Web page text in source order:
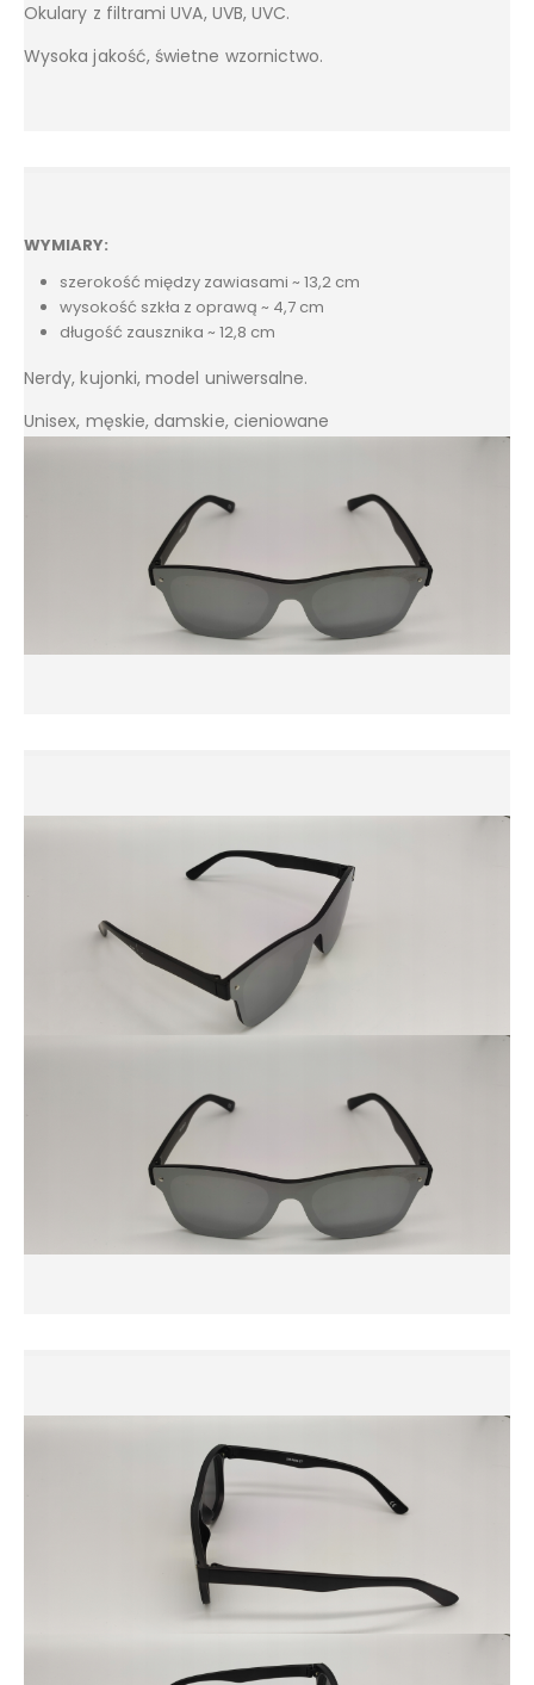
Okulary z filtrami UVA, UVB, UVC.
Wysoka jakość, świetne wzornictwo.
WYMIARY:
szerokość między zawiasami ~ 13,2 cm
wysokość szkła z oprawą ~ 4,7 cm
długość zausznika ~ 12,8 cm
Nerdy, kujonki, model uniwersalne.
Unisex, męskie, damskie, cieniowane